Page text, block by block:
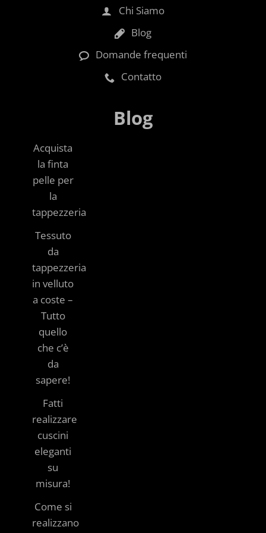
Chi Siamo
Blog
Domande frequenti
Contatto
Blog
Acquista
la finta
pelle per
la
tappezzeria
Tessuto
da
tappezzeria
in velluto
a coste –
Tutto
quello
che c’è
da
sapere!
Fatti
realizzare
cuscini
eleganti
su
misura!
Come si
realizzano